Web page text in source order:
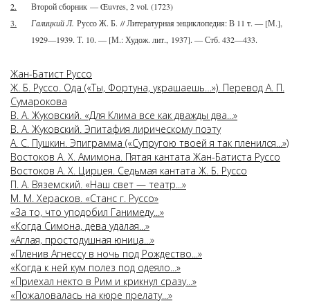
2.
Второй сборник — Œuvres, 2 vol. (1723)
3.
Галицкий Л.Руссо Ж. Б. // Литературная энциклопедия: В 11 т. — [М.],
1929—1939. Т. 10. — [М.: Худож. лит., 1937]. — Стб. 432—433.
Жан-Батист Руссо
Ж. Б. Руссо. Ода («Ты, Фортуна, украшаешь…»). Перевод А. П.
Сумарокова
В. А. Жуковский. «Для Клима все как дважды два...»
В. А. Жуковский. Эпитафия лирическому поэту
А. С. Пушкин. Эпиграмма («Супругою твоей я так пленился...»)
Востоков А. Х. Амимона. Пятая кантата Жан-Батиста Руссо
Востоков А. Х. Цирцея. Седьмая кантата Ж. Б. Руссо
П. А. Вяземский. «Наш свет — театр...»
М. М. Херасков. «Станс г. Руссо»
«За то, что уподобил Ганимеду...»
«Когда Симона, дева удалая...»
«Аглая, простодушная юница...»
«Пленив Агнессу в ночь под Рождество...»
«Когда к ней кум полез под одеяло...»
«Приехал некто в Рим и крикнул сразу...»
«Пожаловалась на кюре прелату...»